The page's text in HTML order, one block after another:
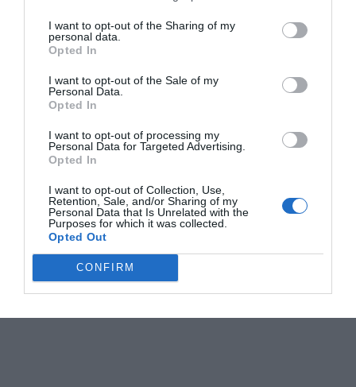
I want to opt-out of the Sharing of my
personal data.
Opted In
I want to opt-out of the Sale of my
Personal Data.
Opted In
I want to opt-out of processing my
Personal Data for Targeted Advertising.
Opted In
I want to opt-out of Collection, Use,
Retention, Sale, and/or Sharing of my
Personal Data that Is Unrelated with the
Purposes for which it was collected.
Opted Out
CONFIRM